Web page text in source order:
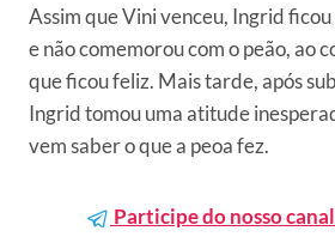
Assim que Vini venceu, Ingrid
e não comemorou com o peão, ao
que ficou feliz. Mais tarde, após
Ingrid tomou uma atitude
vem saber o que a peoa fez.
Participe do nosso